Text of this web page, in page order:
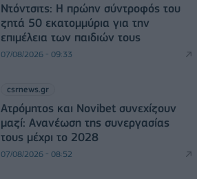
Ντόντσιτς: Η πρώην σύντροφός του
ζητά 50 εκατομμύρια για την
επιμέλεια των παιδιών τους
07/08/2026 - 09:33
csrnews.gr
Ατρόμητος και Novibet συνεχίζουν
μαζί: Ανανέωση της συνεργασίας
τους μέχρι το 2028
07/08/2026 - 08:52